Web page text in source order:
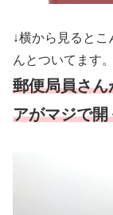
↓横から見ると
んとついてます。
郵便局員さ
アがマジで開